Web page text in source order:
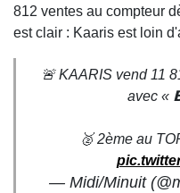
812 ventes au compteur
est clair : Kaaris est loin
🚨 KAARIS vend 11
avec «
🥈 2ème au
— Midi/Minuit